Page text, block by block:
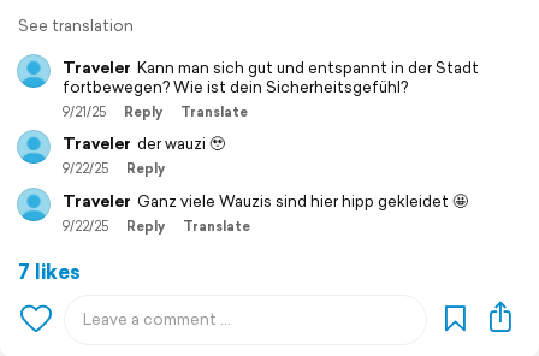
See translation
Traveler Kann man sich gut und entspannt in der Stadt
fortbewegen? Wie ist dein Sicherheitsgefühl?
9/21/25 Reply Translate
Traveler der wauzi 🥹
9/22/25 Reply
Traveler Ganz viele Wauzis sind hier hipp gekleidet 🤩
9/22/25 Reply Translate
7 likes